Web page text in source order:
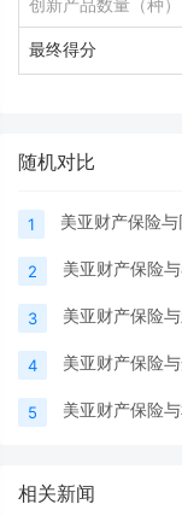
创新产品数量（种）
最终得分
随机对比
1 美亚财产保险
2 美亚财产保险
3 美亚财产保险
4 美亚财产保险
5 美亚财产保险
相关新闻